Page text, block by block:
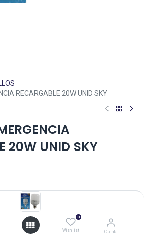
0
Wishlist Cuenta
RECARGABLE 20W UNID SKY
20W UNID SKY